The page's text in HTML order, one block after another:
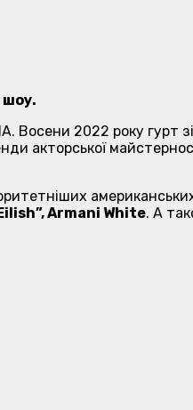
шоу.
Восени 2022 року гурт
акторської
Armani White. А